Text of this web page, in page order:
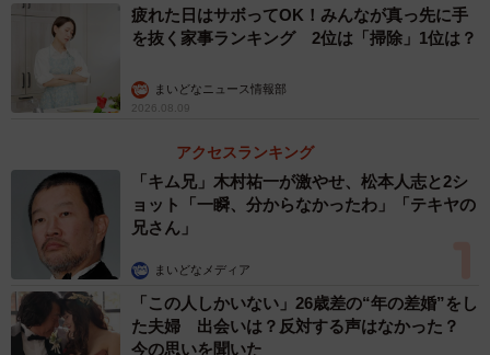
疲れた日はサボってOK！みんなが真っ先に手
を抜く家事ランキング 2位は「掃除」1位は？
まいどなニュース情報部
2026.08.09
アクセスランキング
「キム兄」木村祐一が激やせ、松本人志と2シ
ョット「一瞬、分からなかったわ」「テキヤの
兄さん」
まいどなメディア
「この人しかいない」26歳差の“年の差婚”をし
た夫婦 出会いは？反対する声はなかった？
今の思いを聞いた